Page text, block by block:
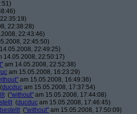
22:38:28)
22:43:46)
22:45:50)
22:49:25)
14.05.2008, 22:50:17)
am 14.05.2008, 22:52:38)
am 15.05.2008, 16:23:29)
am 15.05.2008, 16:49:36)
(ducduc am 15.05.2008, 17:37:54)
("without" am 15.05.2008, 17:44:08)
(ducduc am 15.05.2008, 17:46:45)
("without" am 15.05.2008, 17:50:09)